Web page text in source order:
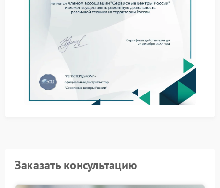
повреждение дисплейной матрицы.
Подход к ремонту тепловизора
Ремонт Pard выполняется с учетом требований
бренда и особенностей конструкции конкретной
модели. Применяются оригинальные компоненты и
профильное оборудование, что обеспечивает
корректную работу дисплея после ремонта.
Сервисный центр Pard предоставляет технические
рекомендации по дальнейшей эксплуатации
Заказать консультацию